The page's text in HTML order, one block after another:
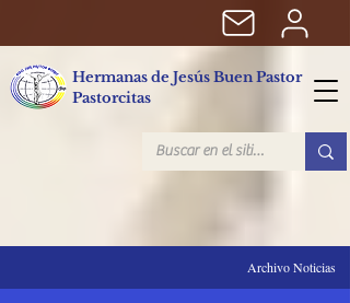
Hermanas de Jesús Buen Pastor
Pastorcitas
Archivo Noticias